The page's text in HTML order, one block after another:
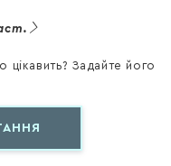
цікавить? Задайте його